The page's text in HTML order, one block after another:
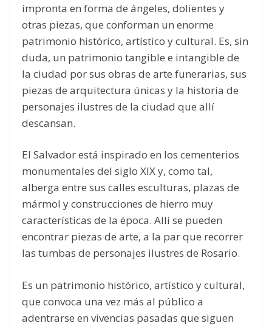
impronta en forma de ángeles, dolientes y
otras piezas, que conforman un enorme
patrimonio histórico, artístico y cultural. Es, sin
duda, un patrimonio tangible e intangible de
la ciudad por sus obras de arte funerarias, sus
piezas de arquitectura únicas y la historia de
personajes ilustres de la ciudad que allí
descansan.
El Salvador está inspirado en los cementerios
monumentales del siglo XIX y, como tal,
alberga entre sus calles esculturas, plazas de
mármol y construcciones de hierro muy
características de la época. Allí se pueden
encontrar piezas de arte, a la par que recorrer
las tumbas de personajes ilustres de Rosario.
Es un patrimonio histórico, artístico y cultural,
que convoca una vez más al público a
adentrarse en vivencias pasadas que siguen